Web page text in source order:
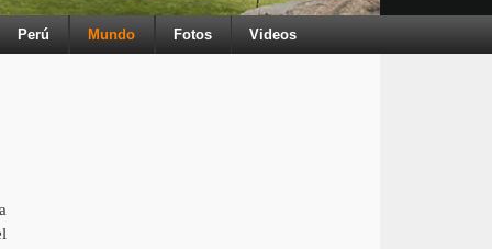
Perú Mundo Fotos Videos